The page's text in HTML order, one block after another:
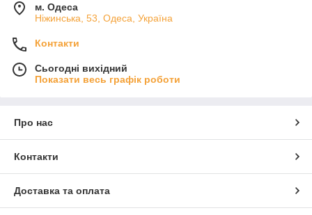
м. Одеса
Ніжинська, 53, Одеса, Україна
Контакти
Сьогодні вихідний
Показати весь графік роботи
Про нас
Контакти
Доставка та оплата